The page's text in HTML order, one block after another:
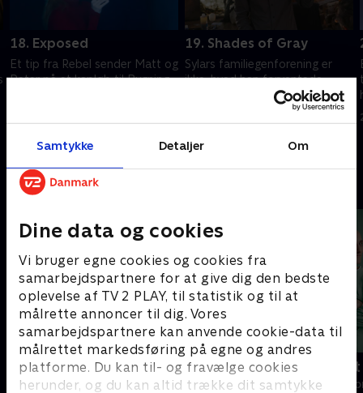
Samtykke Detaljer Om
Dine data og cookies
Vi bruger egne cookies og cookies fra
samarbejdspartnere for at give dig den bedste
oplevelse af TV 2 PLAY, til statistik og til at
målrette annoncer til dig. Vores
samarbejdspartnere kan anvende cookie-data til
målrettet markedsføring på egne og andres
platforme. Du kan til- og fravælge cookies
herunder, og du kan altid trække dit samtykke
18. Exposed
Et tip fra Rebel sender Matt og
Peter på et kapløb til Bygning
19. Shades of Gray
Sylars familiegenforening er
ikke, hvad han forventede.
Claire får oplysninger fra Rebel.
Andre så også
Happy fucking Pride
Drama • 1 sæsoner
Fake Patient
Drama • 1